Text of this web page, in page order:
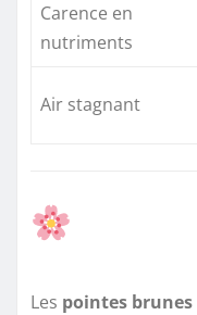
Carence en
nutriments
Air stagnant
Les pointes brunes